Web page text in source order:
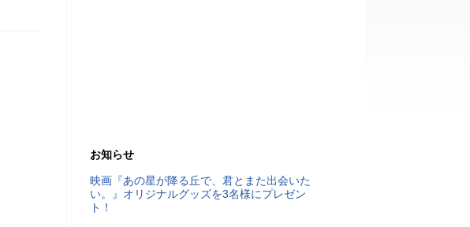
お知らせ
映画『あの星が降る丘で、君とまた出会いた
い。』オリジナルグッズを3名様にプレゼン
ト！